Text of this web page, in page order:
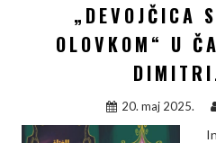
„DEVOJČICA
OLOVKOM“ U
20. maj 2025.